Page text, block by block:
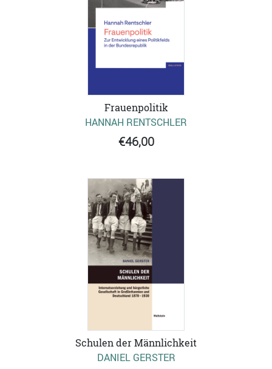
Frauenpolitik
HANNAH RENTSCHLER
€46,00
Schulen der Männlichkeit
DANIEL GERSTER